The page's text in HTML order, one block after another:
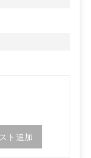
停から徒歩1分
せください。
ト追加